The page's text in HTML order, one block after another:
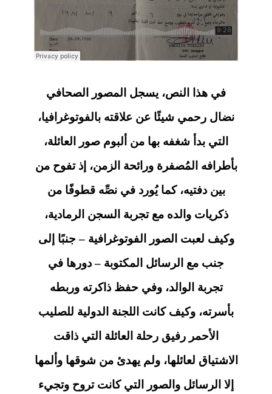
في هذا النص، يسجل المصور الصحافي
نضال رحمي شيئًا عن علاقته بالفوتوغرافيا،
التي بدأ شغفه بها من ألبوم صور العائلة،
بأطرافه المُصفرة ورائحة الزمن، إذ تفوح من
بين دفتيه، كما يُورد في نصِّه قطوفًا من
ذكريات والده مع تجربة السجن الرمادية،
وكيف لعبت الصور الفوتوغرافية – جنبًا إلى
جنب مع الرسائل المكتوبة – دورها في
تجربة الوالد، وفي حفظ ذاكرته وربطه
بأسرته، وكيف كانت اللجنة الدولية للصليب
الأحمر رفيق رحلة العائلة التي ذاقت
الاشتياق لعائلها، ولم يهدئ من شوقها وألمها
إلا الرسائل والصور التي كانت تروح وتجيء